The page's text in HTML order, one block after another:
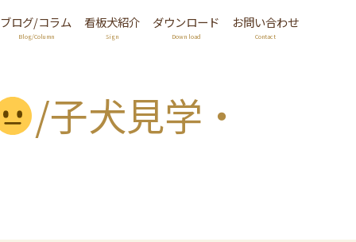
ブログ/コラム
Blog/Column
看板犬紹介
Sign
ダウンロード
Down load
お問い合わせ
Contact
/子犬見学・